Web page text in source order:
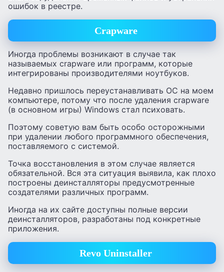
ошибок в реестре.
Crapware
Иногда проблемы возникают в случае так
называемых crapware или программ, которые
интегрированы производителями ноутбуков.
Недавно пришлось переустанавливать ОС на моем
компьютере, потому что после удаления crapware
(в основном игры) Windows стал психовать.
Поэтому советую вам быть особо осторожными
при удалении любого программного обеспечения,
поставляемого с системой.
Точка восстановления в этом случае является
обязательной. Вся эта ситуация выявила, как плохо
построены деинсталляторы предусмотренные
создателями различных программ.
Иногда на их сайте доступны полные версии
деинсталляторов, разработаны под конкретные
приложения.
Revo Uninstaller